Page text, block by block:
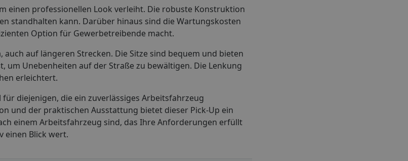
einen professionellen Look verleiht. Die robuste Konstruktion
standhalten kann. Darüber hinaus sind die Wartungskosten
Option für Gewerbetreibende macht.
auf längeren Strecken. Die Sitze sind bequem und bieten
Unebenheiten auf der Straße zu bewältigen. Die Lenkung
erleichtert.
diejenigen, die ein zuverlässiges Arbeitsfahrzeug
und der praktischen Ausstattung bietet dieser Pick-Up ein
einem Arbeitsfahrzeug sind, das Ihre Anforderungen erfüllt
einen Blick wert.